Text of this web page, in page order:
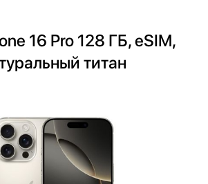
16 Pro 128 ГБ, eSIM,
титан